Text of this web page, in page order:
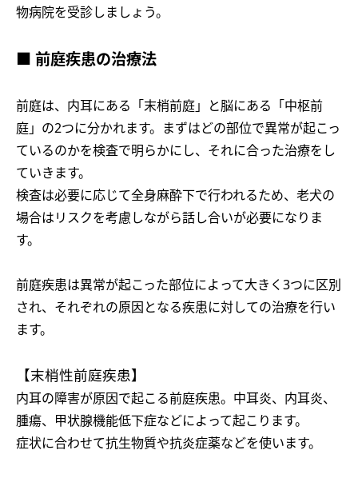
物病院を受診しましょう。
■ 前庭疾患の治療法
前庭は、内耳にある「末梢前庭」と脳にある「中枢前
庭」の2つに分かれます。まずはどの部位で異常が起こっ
ているのかを検査で明らかにし、それに合った治療をし
ていきます。
検査は必要に応じて全身麻酔下で行われるため、老犬の
場合はリスクを考慮しながら話し合いが必要になりま
す。
前庭疾患は異常が起こった部位によって大きく3つに区別
され、それぞれの原因となる疾患に対しての治療を行い
ます。
【末梢性前庭疾患】
内耳の障害が原因で起こる前庭疾患。中耳炎、内耳炎、
腫瘍、甲状腺機能低下症などによって起こります。
症状に合わせて抗生物質や抗炎症薬などを使います。